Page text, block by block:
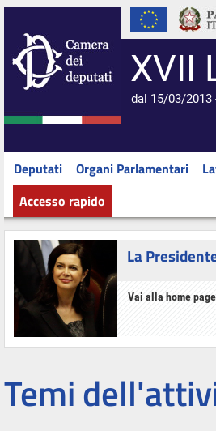
XVII
dal 15/03/2013
Deputati Organi Parlamentari
Accesso rapido
La
Vai alla home
Temi